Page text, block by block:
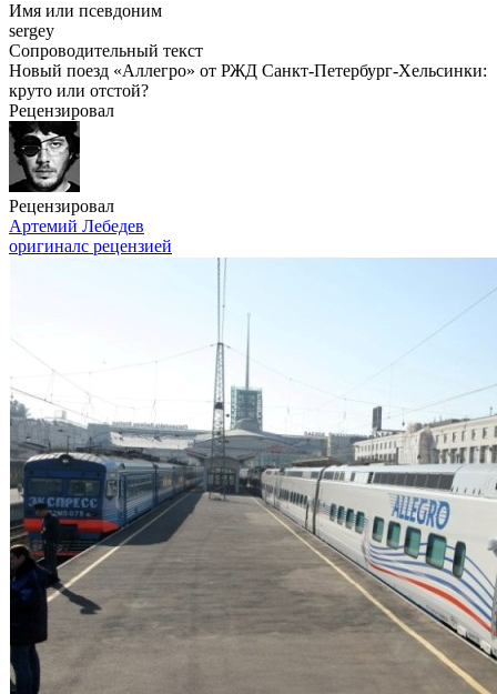
Имя или псевдоним
sergey
Сопроводительный текст
Новый поезд «Аллегро» от РЖД Санкт-Петербург-Хельсинки:
круто или отстой?
Рецензировал
Рецензировал
Артемий Лебедев
оригиналс рецензией